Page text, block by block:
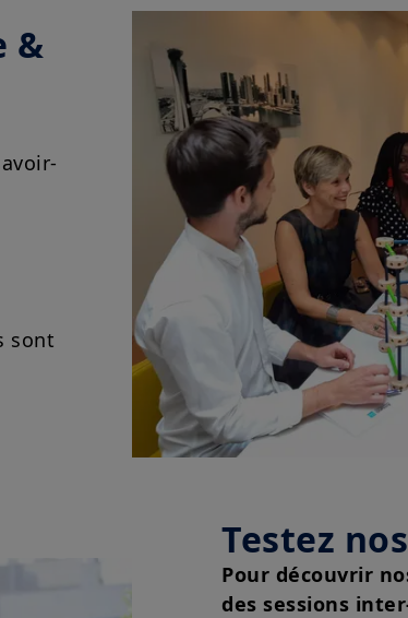
&
sont
Testez
Pour découvrir
des sessions
leurs produits autorisés à la commercialisation en France.
sur ce site ne constitue une offre d’achat ou de vente d’un
conseil en investissement de la part d’Amundi Asset
Amundi Asset Management vous informe que les
ce site ne sont données qu’à titre indicatif et constituent
produits et services. Ces informations ne sont pas
temps et être mises à jour par Amundi Asset Management,
Votre accès à ce site est soumis au respect de la
aux «Mentions légales / Conditions générales d’accès au
En choisissant d’accéder à notre site, vous reconnaissez
Conditions et les avoir acceptées. Nous vous conseillons,